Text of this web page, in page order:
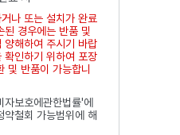
나 또는 설치가 완료
된 경우에는 반품 및
양해하여 주시기 바랍
인하기 위하여 포장
및 반품이 가능합니
자보호에관한법률'에
약철회 가능범위에 해